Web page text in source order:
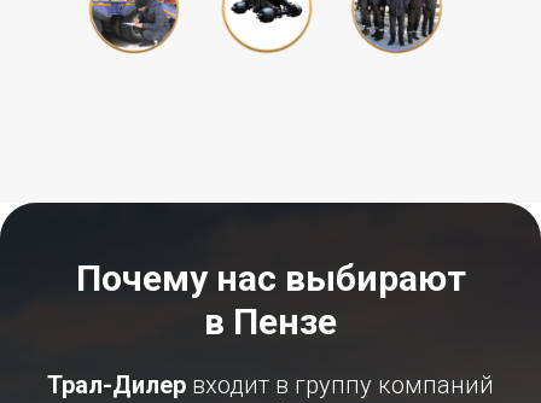
Почему нас выбирают
в Пензе
Трал-Дилер входит в группу компаний